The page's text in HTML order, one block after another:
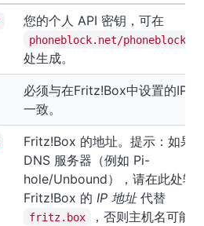
您的个人 API 密钥，可在
phoneblock.net/phoneblock/
处生成。
必须与在Fritz!Box中设置的IP电
一致。
Fritz!Box 的地址。提示：如果
DNS 服务器（例如 Pi-
hole/Unbound），请在此处输
Fritz!Box 的 IP 地址代替
fritz.box
，否则主机名可能